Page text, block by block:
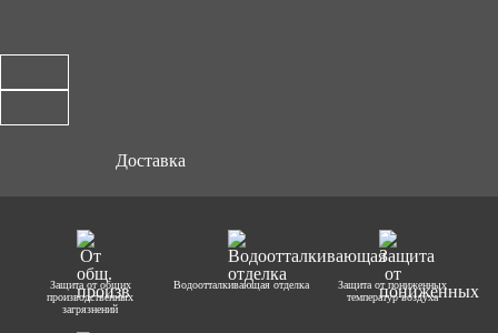
Доставка
Защита от общих
производственных
загрязнений
Водоотталкивающая отделка
Защита от пониженных
температур воздуха